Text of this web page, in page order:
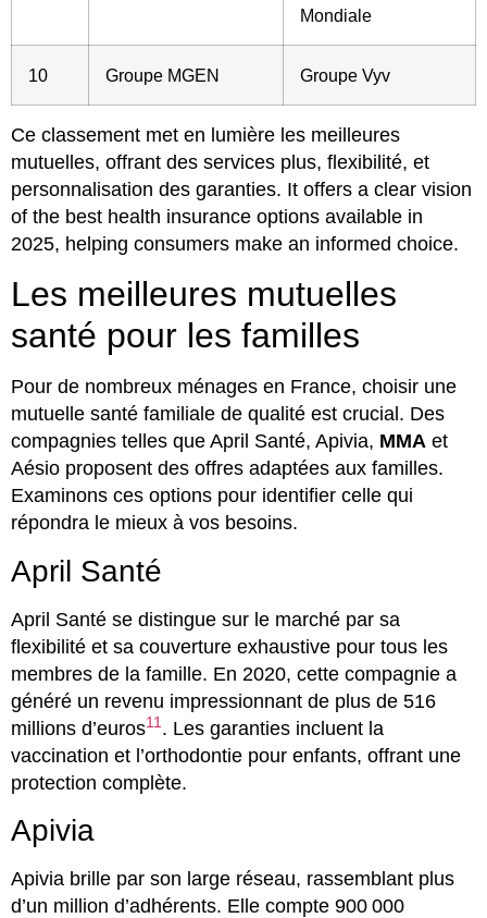
Mondiale
10 Groupe MGEN Groupe Vyv
Ce classement met en lumière les meilleures
mutuelles, offrant des services plus, flexibilité, et
personnalisation des garanties. It offers a clear vision
of the best health insurance options available in
2025, helping consumers make an informed choice.
Les meilleures mutuelles
santé pour les familles
Pour de nombreux ménages en France, choisir une
mutuelle santé familiale de qualité est crucial. Des
compagnies telles que April Santé, Apivia, MMA et
Aésio proposent des offres adaptées aux familles.
Examinons ces options pour identifier celle qui
répondra le mieux à vos besoins.
April Santé
April Santé se distingue sur le marché par sa
flexibilité et sa couverture exhaustive pour tous les
membres de la famille. En 2020, cette compagnie a
généré un revenu impressionnant de plus de 516
millions d’euros11 . Les garanties incluent la
vaccination et l’orthodontie pour enfants, offrant une
protection complète.
Apivia
Apivia brille par son large réseau, rassemblant plus
d’un million d’adhérents. Elle compte 900 000